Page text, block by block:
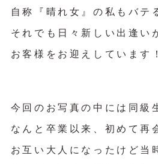
自称『晴れ女』の私もバテ
それでも日々新しい出逢い
お客様をお迎えしています！
今回のお写真の中には同級
なんと卒業以来、初めて再
お互い大人になったけど当